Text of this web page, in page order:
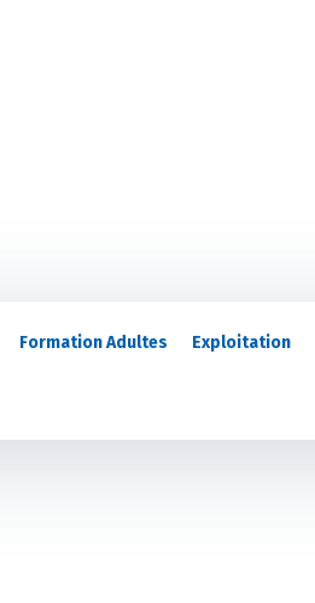
Formation Adultes Exploitation